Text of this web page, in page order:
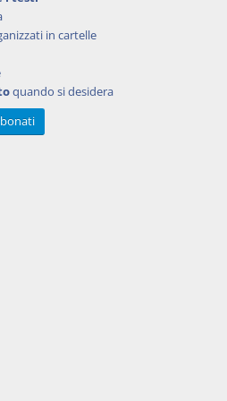
in cartelle
quando si desidera